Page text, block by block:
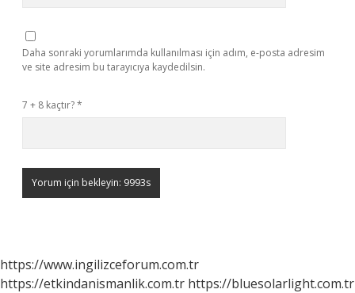
Daha sonraki yorumlarımda kullanılması için adım, e-posta adresim
ve site adresim bu tarayıcıya kaydedilsin.
7 + 8 kaçtır?*
https://www.ingilizceforum.com.tr
https://etkindanismanlik.com.tr https://bluesolarlight.com.tr